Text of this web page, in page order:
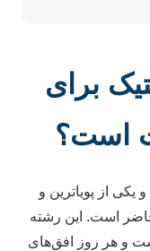
برای
است؟
از پویاترین و
است. این رشته
و هر روز افق‌های